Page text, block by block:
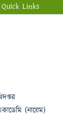
Quick Links
(নায়েম)